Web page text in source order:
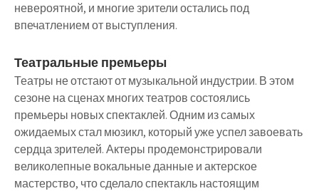
невероятной, и многие зрители остались под
впечатлением от выступления.
Театральные премьеры
Театры не отстают от музыкальной индустрии. В этом
сезоне на сценах многих театров состоялись
премьеры новых спектаклей. Одним из самых
ожидаемых стал мюзикл, который уже успел завоевать
сердца зрителей. Актеры продемонстрировали
великолепные вокальные данные и актерское
мастерство, что сделало спектакль настоящим